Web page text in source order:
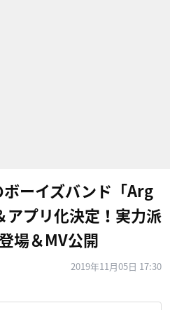
ボーイズバンド「Arg
プリ化決定！実力派
場＆MV公開
2019年11月05日 17:30